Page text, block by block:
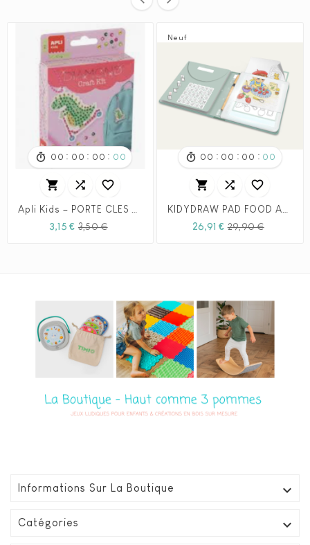
00 : 00 : 00 : 00
  
3,15 € 3,50 €
Neuf
00 : 00 : 00 : 00
  
26,91 € 29,90 €
Informations Sur La Boutique 
Catégories 